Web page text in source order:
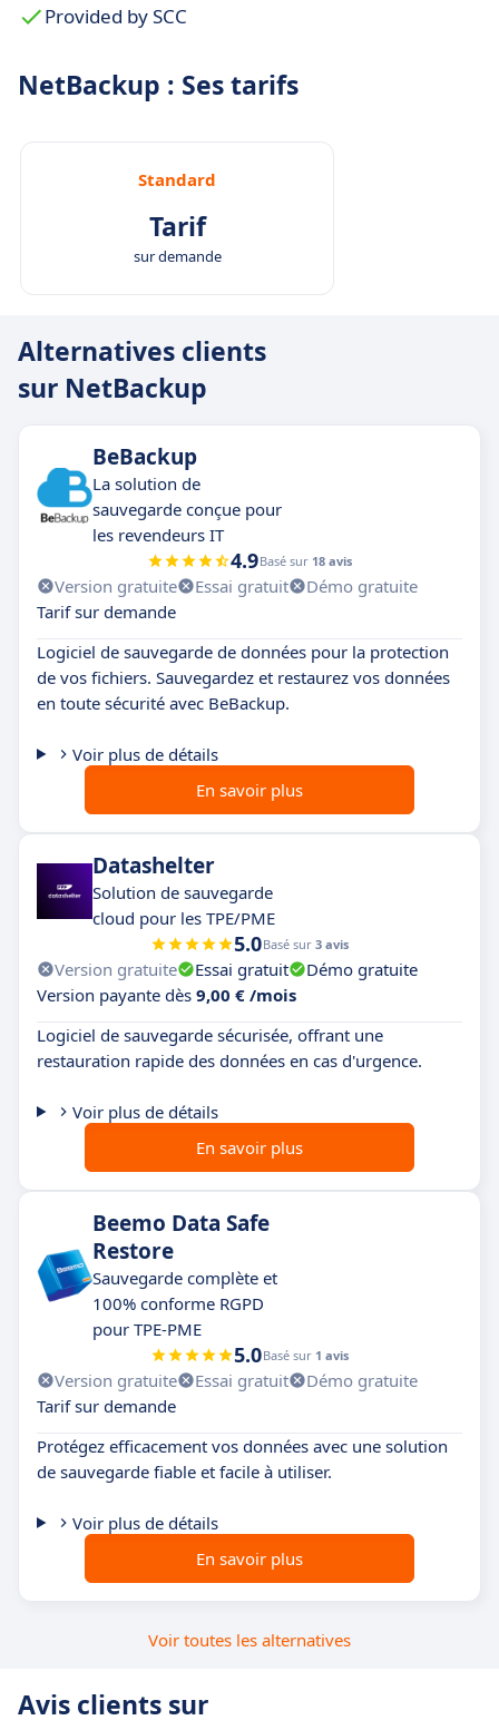
automatiques de clients et davantage d'options
Rapports d'utilisation et de consommation des
données en temps réel via Smart Meter.
Provided by SCC
NetBackup : Ses tarifs
Standard
Tarif
sur demande
Alternatives clients
sur NetBackup
BeBackup
La solution de
sauvegarde conçue pour
les revendeurs IT
4.9Basé sur 18 avis
Version gratuite Essai gratuit
Démo gratuite
Tarif sur demande
Logiciel de sauvegarde de données pour la protection
de vos fichiers. Sauvegardez et restaurez vos données
en toute sécurité avec BeBackup.
Voir plus de détails
En savoir plus
Datashelter
Solution de sauvegarde
cloud pour les TPE/PME
5.0Basé sur 3 avis
Version gratuite Essai gratuit
Démo gratuite
Version payante dès 9,00 € /mois
Logiciel de sauvegarde sécurisée, offrant une
restauration rapide des données en cas d'urgence.
Voir plus de détails
En savoir plus
Beemo Data Safe
Restore
Sauvegarde complète et
100% conforme RGPD
pour TPE-PME
5.0Basé sur 1 avis
Version gratuite Essai gratuit
Démo gratuite
Tarif sur demande
Protégez efficacement vos données avec une solution
de sauvegarde fiable et facile à utiliser.
Voir plus de détails
En savoir plus
Voir toutes les alternatives
Avis clients sur